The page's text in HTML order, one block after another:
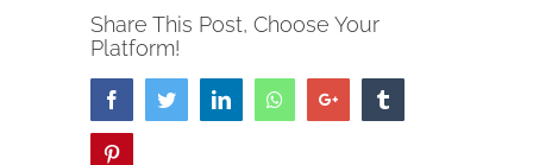
Share This Post, Choose Your
Platform!
FacebookTwitterLinkedInWhatsappGoogle+